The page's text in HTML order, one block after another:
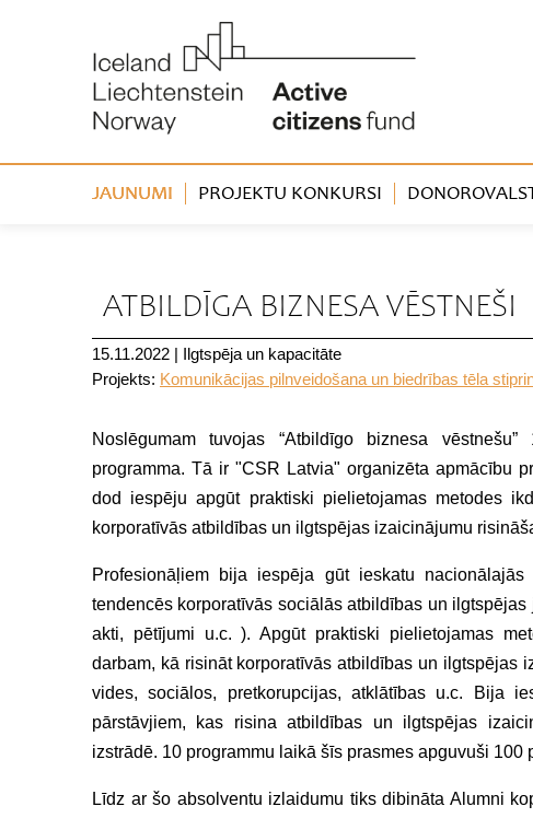
JAUNUMI PROJEKTU KONKURSI
ATBILDĪGA BIZNESA VĒSTNEŠI
15.11.2022 | Ilgtspēja un kapacitāte
Projekts: Komunikācijas pilnveidošana un biedrības tēla
Noslēgumam tuvojas “Atbildīgo biznesa vēstnešu”
programma. Tā ir "CSR Latvia" organizēta apmācību
dod iespēju apgūt praktiski pielietojamas metodes
korporatīvās atbildības un ilgtspējas izaicinājumu
Profesionāļiem bija iespēja gūt ieskatu
tendencēs korporatīvās sociālās atbildības un ilgtspējas
akti, pētījumi u.c. ). Apgūt praktiski pielietojamas
darbam, kā risināt korporatīvās atbildības un ilgtspējas
vides, sociālos, pretkorupcijas, atklātības u.c. Bija
pārstāvjiem, kas risina atbildības un ilgtspējas
izstrādē. 10 programmu laikā šīs prasmes apguvuši 100
Līdz ar šo absolventu izlaidumu tiks dibināta Alumni